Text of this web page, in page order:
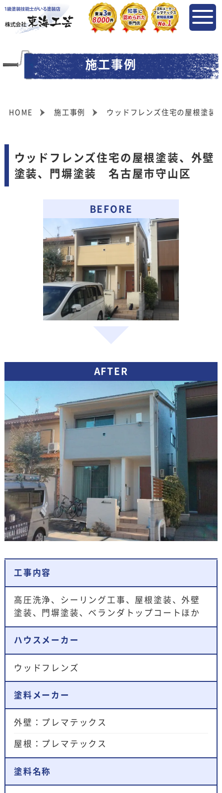
施工事例
HOME 施工事例 ウッドフレンズ住宅の屋根塗
ウッドフレンズ住宅の屋根塗装、外壁
塗装、門塀塗装 名古屋市守山区
BEFORE
AFTER
工事内容
高圧洗浄、シーリング工事、屋根塗装、外壁
塗装、門塀塗装、ベランダトップコートほか
ハウスメーカー
ウッドフレンズ
塗料メーカー
外壁：プレマテックス
屋根：プレマテックス
塗料名称